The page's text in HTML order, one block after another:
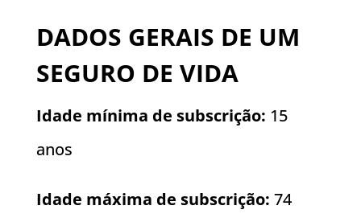
DADOS GERAIS DE UM
SEGURO DE VIDA
Idade mínima de subscrição: 15
anos
Idade máxima de subscrição: 74